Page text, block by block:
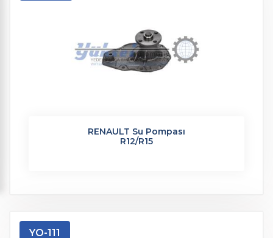
RENAULT Su Pompası
R12/R15
YO-111